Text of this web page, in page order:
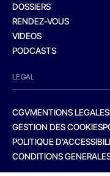
DOSSIERS
RENDEZ-VOUS
VIDEOS
PODCASTS
LEGAL
CGVMENTIONS LEGALES
GESTION DES COOKIES
POLITIQUE
CONDITIONS